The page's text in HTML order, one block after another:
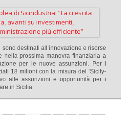
destinati all’innovazione e risorse
nella prossima manovra finanziaria a
per le nuove assunzioni. Per i
18 milioni con la misura del ‘Sicily-
alle assunzioni e opportunità per i
in Sicilia.